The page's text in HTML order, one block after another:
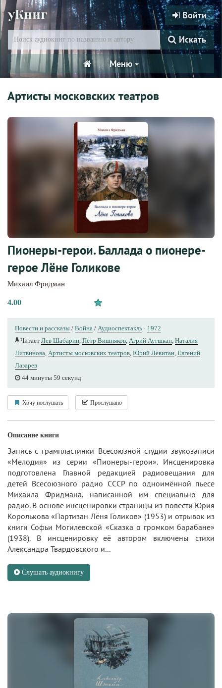
уКниг Войти
Искать
Меню
Артисты московских театров
Пионеры-герои. Баллада о пионере-
герое Лёне Голикове
Михаил Фридман
4.00
Повести и рассказы / Война / Аудиоспектакль · 1972
Читает Лев Шабарин Пётр Вишняков Агрий Аугшкап Наталия
Литвинова Артисты московских театров Юрий Левитан Евгений
Лазарев
44 минуты 59 секунд
Хочу послушать Прослушано
Описание книги
Запись с грампластинки Всесоюзной студии звукозаписи
«Мелодия» из серии «Пионеры-герои». Инсценировка
подготовлена Главной редакцией радиовещания для
детей Всесоюзного радио СССР по одноимённой пьесе
Михаила Фридмана, написанной им специально для
радио. В основе инсценировки страницы из повести Юрия
Королькова «Партизан Лёня Голиков» (1953) и отрывок из
книги Софьи Могилевской «Сказка о громком барабане»
(1938). В инсценировку её автором включены стихи
Александра Твардовского и...
Слушать аудиокнигу